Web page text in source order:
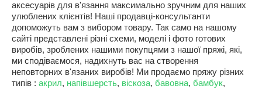
аксесуарів для в'язання максимально зручним для наших
улюблених клієнтів! Наші продавці-консультанти
допоможуть вам з вибором товару. Так само на нашому
сайті представлені різні схеми, моделі і фото готових
виробів, зроблених нашими покупцями з нашої пряжі, які,
ми сподіваємося, надихнуть вас на створення
неповторних в'язаних виробів! Ми продаємо пряжу різних
типів : акрил, напівшерсть, віскоза, бавовна, бамбук,